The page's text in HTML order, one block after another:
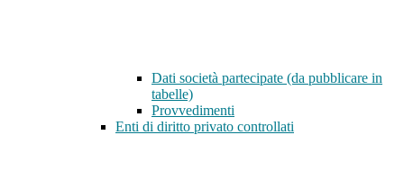
Dati società partecipate (da pubblicare in
tabelle)
Provvedimenti
Enti di diritto privato controllati